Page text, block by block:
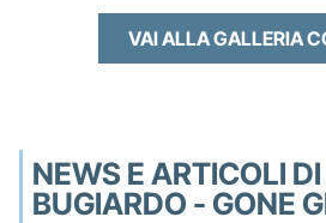
VAI ALLA GALLERIA
NEWS E ARTICOLI
BUGIARDO - GONE